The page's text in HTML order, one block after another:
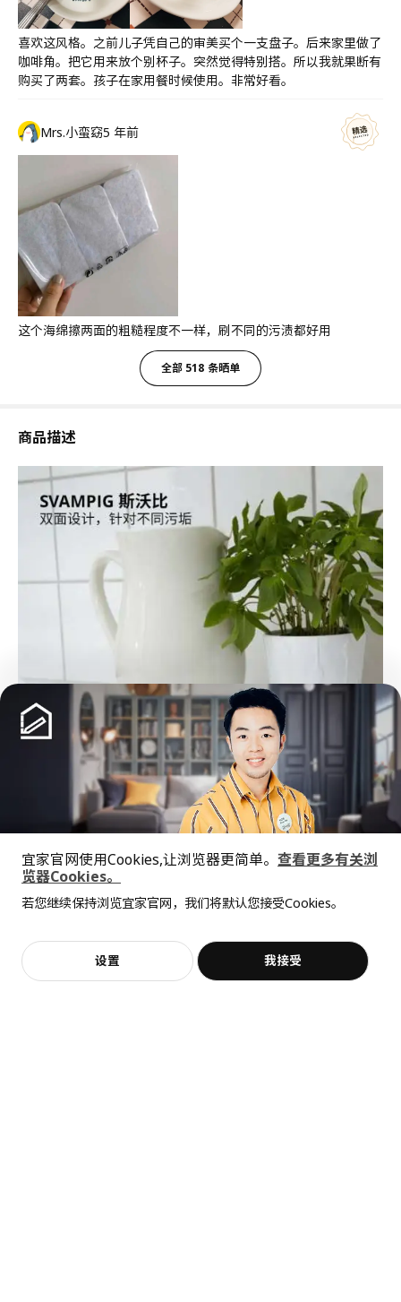
喜欢这风格。之前儿子凭自己的审美买个一支盘子。后来家里做了
咖啡角。把它用来放个别杯子。突然觉得特别搭。所以我就果断有
购买了两套。孩子在家用餐时候使用。非常好看。
Mrs.小蛮窈5 年前
这个海绵擦两面的粗糙程度不一样，刷不同的污渍都好用
全部 518 条晒单
商品描述
抱歉，该商品在所选地区暂时缺货。
客服
加入购物袋 立即购买
价格透明，设计专业，现货供应
不，谢谢 立即预约
宜家官网使用Cookies,让浏览器更简单。 查看更多有关浏
览器Cookies。
若您继续保持浏览宜家官网，我们将默认您接受Cookies。
设置 我接受